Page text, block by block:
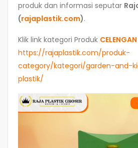
produk dan informasi seputar
(rajaplastik.com).
Klik link kategori Produk
https://rajaplastik.com/produk-
category/kategori/garden-and-
plastik/